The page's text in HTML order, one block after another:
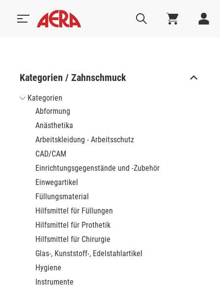
Kategorien / Zahnschmuck
Kategorien
Abformung
Anästhetika
Arbeitskleidung - Arbeitsschutz
CAD/CAM
Einrichtungsgegenstände und -Zubehör
Einwegartikel
Füllungsmaterial
Hilfsmittel für Füllungen
Hilfsmittel für Prothetik
Hilfsmittel für Chirurgie
Glas-, Kunststoff-, Edelstahlartikel
Hygiene
Instrumente